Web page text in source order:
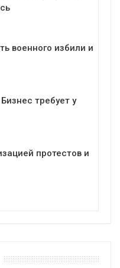
военного избили и
требует у
протестов и